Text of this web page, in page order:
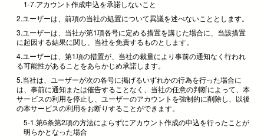
1-7.アカウント作成申込を承諾しないこと
2.ユーザーは、前項の当社の処置について異議を述べないこととします。
3.ユーザーは、当社が第1項各号に定める措置を講じた場合に、当該措置
に起因する結果に関し、当社を免責するものとします。
4.ユーザーは、第1項の措置が、当社の裁量により事前の通知なく行われ
る可能性があることをあらかじめ承諾します。
5.当社は、ユーザーが次の各号に掲げるいずれかの行為を行った場合に
は、事前に通知または催告することなく、当社の任意の判断によって、本
サービスの利用を停止し、ユーザーのアカウントを強制的に削除し、以後
の本サービスの利用をお断りすることができます。
5-1.第6条第2項の方法によらずにアカウント作成の申込を行ったことが
明らかとなった場合